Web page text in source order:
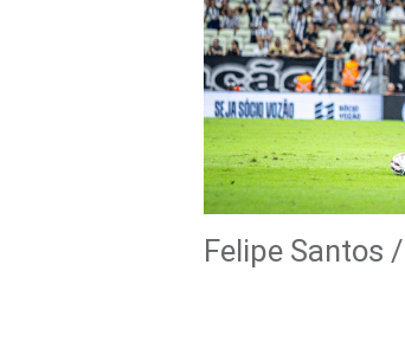
Felipe Santos